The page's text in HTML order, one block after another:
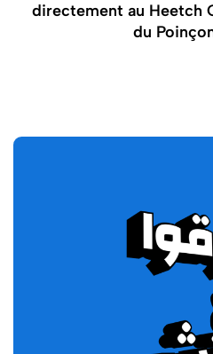
🏢 directement au
du